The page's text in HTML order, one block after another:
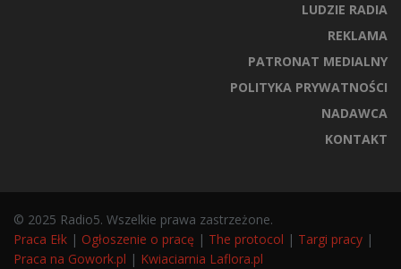
LUDZIE RADIA
REKLAMA
PATRONAT MEDIALNY
POLITYKA PRYWATNOŚCI
NADAWCA
KONTAKT
© 2025 Radio5. Wszelkie prawa zastrzeżone.
Praca Ełk | Ogłoszenie o pracę | The protocol | Targi pracy |
Praca na Gowork.pl | Kwiaciarnia Laflora.pl